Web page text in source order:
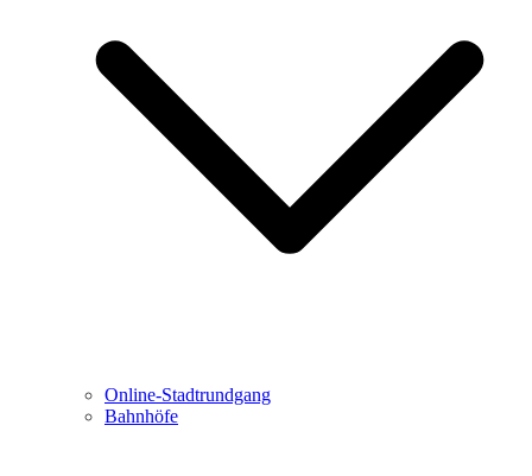
Online-Stadtrundgang
Bahnhöfe